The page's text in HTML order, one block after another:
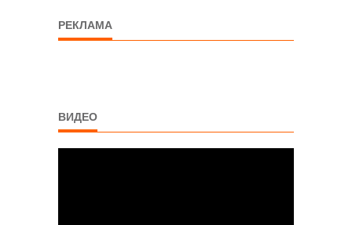
РЕКЛАМА
ВИДЕО